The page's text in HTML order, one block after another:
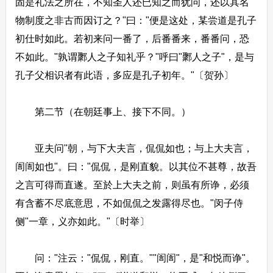
固是礼法之所在，不知圣人还已知之而犹问，还以其名
物制度之非古而因订之？"曰："便是这处，某尝道是孔子
初仕时如此。若初来问一番了，后番番来，番番问，恐
不如此。"孰谓鄹人之子知礼乎？"呼曰"鄹人之子"，是与
孔子父相识者有此语，多应是孔子初年。"〔贺孙〕
第二节（在朝廷事上、接下不同。）
亚夫问"朝，与下大夫言，侃侃如也；与上大夫言，
訚訚如也"。曰："侃侃，是刚直貌。以其位不甚尊，故吾
之言可得而直遂。至於上大夫之前，则虽有所诤，必须
有含蓄不尽底意思，不如侃侃之发露得尽也。"闵子侍
侧"一章，义亦如此。"〔时举〕
问："注云："侃侃，刚直。""訚訚"，是"和悦而诤"。